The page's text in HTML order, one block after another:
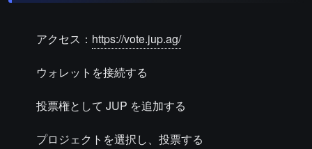
アクセス： https://vote.jup.ag/
ウォレットを接続する
投票権として JUP を追加する
プロジェクトを選択し、投票する